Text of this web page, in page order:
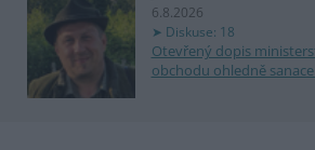
6.8.2026
Diskuse: 18
Otevřený dopis
obchodu ohledně